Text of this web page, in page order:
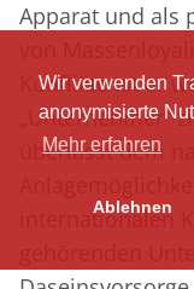
Wir verwenden
anonymisierte
Mehr erfahren
Ablehnen
Apparat und als
von
Konflikte ist er
„Unternehmer“
überlässt dem
internationalen
gehörenden